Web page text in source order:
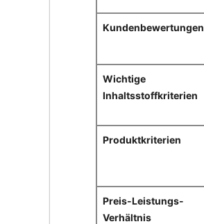
Kundenbewertungen
Wichtige
Inhaltsstoffkriterien
Produktkriterien
Preis-Leistungs-
Verhältnis